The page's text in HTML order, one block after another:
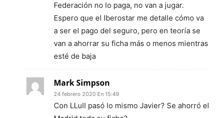
Federación no lo paga, no van a jugar.
Espero que el Iberostar me detalle cómo va
a ser el pago del seguro, pero en teoría se
van a ahorrar su ficha más o menos mientras
esté de baja
Mark Simpson
24 febrero 2020 En 15:49
Con LLull pasó lo mismo Javier? Se ahorró el